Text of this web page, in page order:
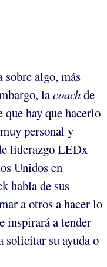
sobre algo, más
lacoachde
hay que hacerlo
personal y
liderazgo LEDx
Unidos en
habla de sus
a otros a hacer lo
inspirará a tender
solicitar su ayuda o